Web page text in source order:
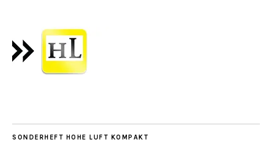
SONDERHEFT HOHE LUFT KOMPAKT